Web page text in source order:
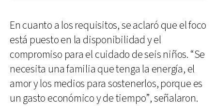
En cuanto a los requisitos, se aclaró que el foco
está puesto en la disponibilidad y el
compromiso para el cuidado de seis niños. “Se
necesita una familia que tenga la energía, el
amor y los medios para sostenerlos, porque es
un gasto económico y de tiempo”, señalaron.